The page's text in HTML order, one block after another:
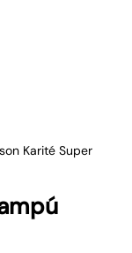
Karité Super